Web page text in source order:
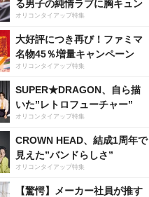
る男子の純情ラブに胸キュン
オリコンタイアップ特集
大好評につき再び！ファミマ
名物45％増量キャンペーン
オリコンタイアップ特集
SUPER★DRAGON、自ら描
いた”レトロフューチャー”
オリコンタイアップ特集
CROWN HEAD、結成1周年で
見えた”バンドらしさ”
オリコンタイアップ特集
【驚愕】メーカー社員が推す